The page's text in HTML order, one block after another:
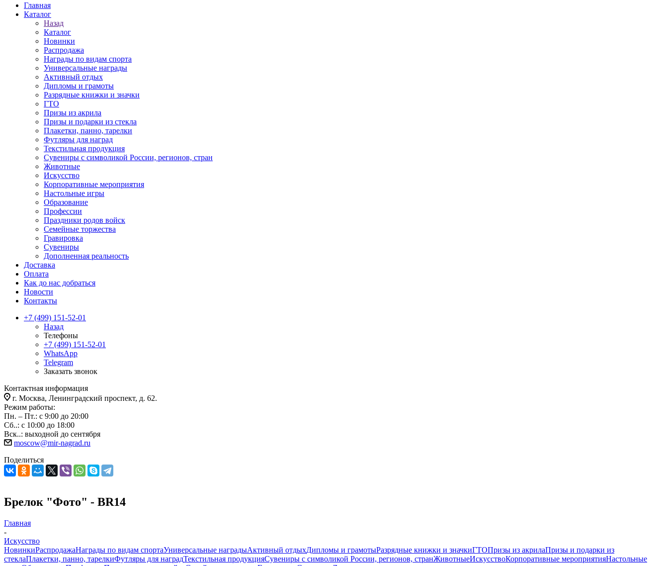
Главная
Каталог
Назад
Каталог
Новинки
Распродажа
Награды по видам спорта
Универсальные награды
Активный отдых
Дипломы и грамоты
Разрядные книжки и значки
ГТО
Призы из акрила
Призы и подарки из стекла
Плакетки, панно, тарелки
Футляры для наград
Текстильная продукция
Сувениры с символикой России, регионов, стран
Животные
Искусство
Корпоративные мероприятия
Настольные игры
Образование
Профессии
Праздники родов войск
Семейные торжества
Гравировка
Сувениры
Дополненная реальность
Доставка
Оплата
Как до нас добраться
Новости
Контакты
+7 (499) 151-52-01
Назад
Телефоны
+7 (499) 151-52-01
WhatsApp
Telegram
Заказать звонок
Контактная информация
г. Москва, Ленинградский проспект, д. 62.
Режим работы:
Пн. – Пт.: с 9:00 до 20:00
Сб..: с 10:00 до 18:00
Вск..: выходной до сентября
moscow@mir-nagrad.ru
Поделиться
Брелок "Фото" - BR14
Главная
-
Искусство
НовинкиРаспродажаНаграды по видам спортаУниверсальные наградыАктивный отдыхДипломы и грамотыРазрядные книжки и значкиГТОПризы из акрилаПризы и подарки из
стеклаПлакетки, панно, тарелкиФутляры для наградТекстильная продукцияСувениры с символикой России, регионов, странЖивотныеИскусствоКорпоративные мероприятияНастольные